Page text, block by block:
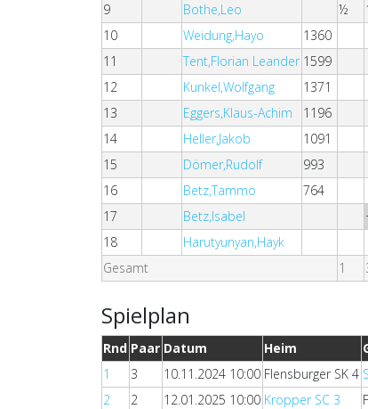
9
Bothe,Leo ½
10
Weidung,Hayo
1360
11
Tent,Florian Leander 1599
12
Kunkel,Wolfgang
1371
13
Eggers,Klaus-Achim
1196
14
Heller,Jakob
1091
15
Dömer,Rudolf
993
16
Betz,Tammo 764
17
Betz,Isabel
18
Harutyunyan,Hayk
Gesamt
1
Spielplan
Rnd Paar Datum Heim
1
3 10.11.2024 10:00 Flensburger SK 4
2
2 12.01.2025 10:00 Kropper SC 3